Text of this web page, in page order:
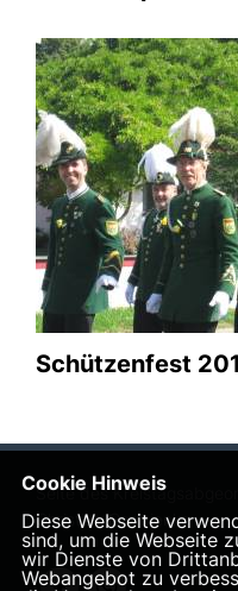
Schützenfest
Seite des
Christian Carmienke
Cookie Hinweis
Diese Webseite
sind, um die Webseite
wir Dienste von
Webangebot zu